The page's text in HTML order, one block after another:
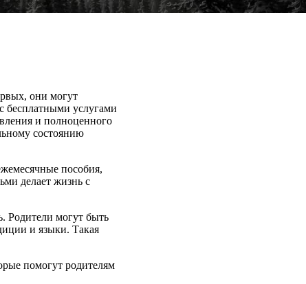
они могут
бесплатными услугами
и полноценного
состоянию
пособия,
делает жизнь с
Родители могут быть
и языки. Такая
помогут родителям